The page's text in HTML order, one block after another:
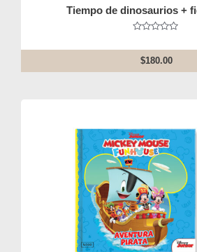
Tiempo de dinosaurios +
out
of
5
$180.00